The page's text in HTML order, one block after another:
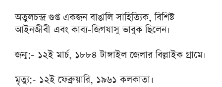
অতুলচন্দ্র গুপ্ত একজন বাঙালি সাহিত্যিক, বিশিষ্ট
আইনজীবী এবং কাব্য-জিগযাসু ভাবুক ছিলেন।
জন্ম:- ১২ই মার্চ, ১৮৮৪ টাঙ্গাইল জেলার বিল্লাইক গ্রামে।
মৃত্যু:- ১২ই ফেব্রুয়ারি, ১৯৬১ কলকাতা।